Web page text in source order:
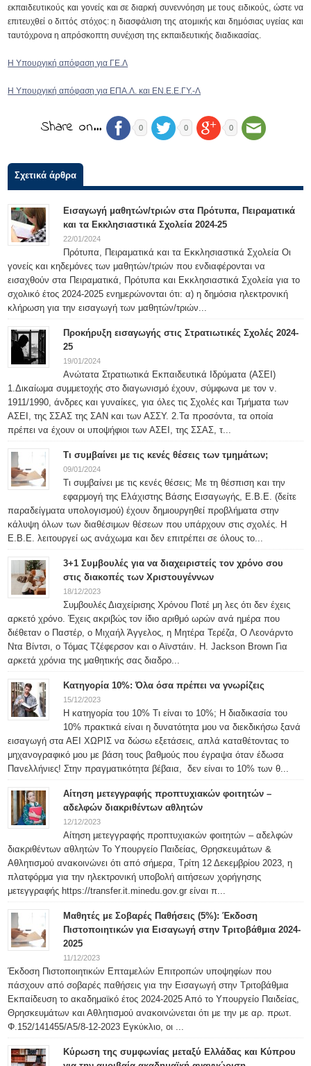
εκπαιδευτικούς και γονείς και σε διαρκή συνεννόηση με τους ειδικούς, ώστε να
επιτευχθεί ο διττός στόχος: η διασφάλιση της ατομικής και δημόσιας υγείας και
ταυτόχρονα η απρόσκοπτη συνέχιση της εκπαιδευτικής διαδικασίας.
Η Υπουργική απόφαση για ΓΕ.Λ
Η Υπουργική απόφαση για ΕΠΑ.Λ. και ΕΝ.Ε.Ε.ΓΥ.-Λ
Share on… 0 0 0
Σχετικά άρθρα
Εισαγωγή μαθητών/τριών στα Πρότυπα, Πειραματικά
και τα Εκκλησιαστικά Σχολεία 2024-25
22/01/2024
Πρότυπα, Πειραματικά και τα Εκκλησιαστικά Σχολεία Οι
γονείς και κηδεμόνες των μαθητών/τριών που ενδιαφέρονται να
εισαχθούν στα Πειραματικά, Πρότυπα και Εκκλησιαστικά Σχολεία για το
σχολικό έτος 2024-2025 ενημερώνονται ότι: α) η δημόσια ηλεκτρονική
κλήρωση για την εισαγωγή των μαθητών/τριών...
Προκήρυξη εισαγωγής στις Στρατιωτικές Σχολές 2024-
25
19/01/2024
Ανώτατα Στρατιωτικά Εκπαιδευτικά Ιδρύματα (ΑΣΕΙ)
1.Δικαίωμα συμμετοχής στο διαγωνισμό έχουν, σύμφωνα με τον ν.
1911/1990, άνδρες και γυναίκες, για όλες τις Σχολές και Τμήματα των
ΑΣΕΙ, της ΣΣΑΣ της ΣΑΝ και των ΑΣΣΥ. 2.Τα προσόντα, τα οποία
πρέπει να έχουν οι υποψήφιοι των ΑΣΕΙ, της ΣΣΑΣ, τ...
Τι συμβαίνει με τις κενές θέσεις των τμημάτων;
09/01/2024
Τι συμβαίνει με τις κενές θέσεις; Με τη θέσπιση και την
εφαρμογή της Ελάχιστης Βάσης Εισαγωγής, Ε.Β.Ε. (δείτε
παραδείγματα υπολογισμού) έχουν δημιουργηθεί προβλήματα στην
κάλυψη όλων των διαθέσιμων θέσεων που υπάρχουν στις σχολές. Η
Ε.Β.Ε. λειτουργεί ως ανάχωμα και δεν επιτρέπει σε όλους το...
3+1 Συμβουλές για να διαχειριστείς τον χρόνο σου
στις διακοπές των Χριστουγέννων
18/12/2023
Συμβουλές Διαχείρισης Χρόνου Ποτέ μη λες ότι δεν έχεις
αρκετό χρόνο. Έχεις ακριβώς τον ίδιο αριθμό ωρών ανά ημέρα που
διέθεταν ο Παστέρ, ο Μιχαήλ Άγγελος, η Μητέρα Τερέζα, Ο Λεονάρντο
Ντα Βίντσι, ο Τόμας Τζέφερσον και ο Αϊνστάιν. H. Jackson Brown Για
αρκετά χρόνια της μαθητικής σας διαδρο...
Κατηγορία 10%: Όλα όσα πρέπει να γνωρίζεις
15/12/2023
Η κατηγορία του 10% Τι είναι το 10%; Η διαδικασία του
10% πρακτικά είναι η δυνατότητα μου να διεκδικήσω ξανά
εισαγωγή στα ΑΕΙ ΧΩΡΙΣ να δώσω εξετάσεις, απλά καταθέτοντας το
μηχανογραφικό μου με βάση τους βαθμούς που έγραψα όταν έδωσα
Πανελλήνιες! Στην πραγματικότητα βέβαια, δεν είναι το 10% των θ...
Αίτηση μετεγγραφής προπτυχιακών φοιτητών –
αδελφών διακριθέντων αθλητών
12/12/2023
Αίτηση μετεγγραφής προπτυχιακών φοιτητών – αδελφών
διακριθέντων αθλητών Το Υπουργείο Παιδείας, Θρησκευμάτων &
Αθλητισμού ανακοινώνει ότι από σήμερα, Τρίτη 12 Δεκεμβρίου 2023, η
πλατφόρμα για την ηλεκτρονική υποβολή αιτήσεων χορήγησης
μετεγγραφής https://transfer.it.minedu.gov.gr είναι π...
Μαθητές με Σοβαρές Παθήσεις (5%): Έκδοση
Πιστοποιητικών για Εισαγωγή στην Τριτοβάθμια 2024-
2025
11/12/2023
Έκδοση Πιστοποιητικών Επταμελών Επιτροπών υποψηφίων που
πάσχουν από σοβαρές παθήσεις για την Εισαγωγή στην Τριτοβάθμια
Εκπαίδευση το ακαδημαϊκό έτος 2024-2025 Από το Υπουργείο Παιδείας,
Θρησκευμάτων και Αθλητισμού ανακοινώνεται ότι με την με αρ. πρωτ.
Φ.152/141455/Α5/8-12-2023 Εγκύκλιο, οι ...
Κύρωση της συμφωνίας μεταξύ Ελλάδας και Κύπρου